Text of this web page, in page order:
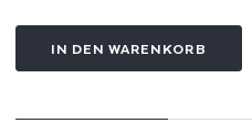
IN DEN WARENKORB